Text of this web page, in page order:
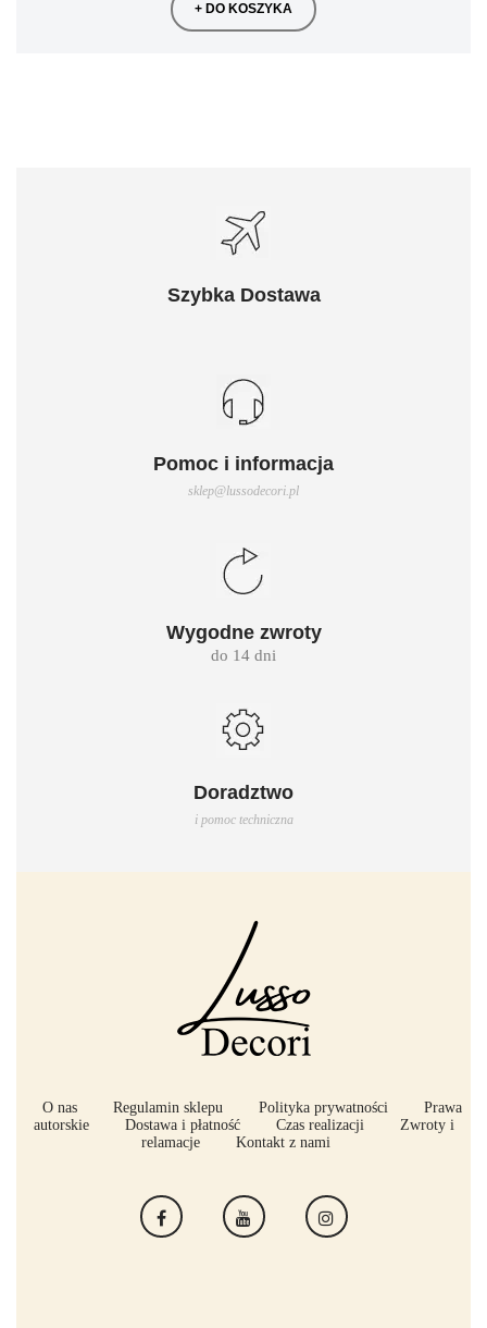
+ DO KOSZYKA
Szybka Dostawa
Pomoc i informacja
sklep@lussodecori.pl
Wygodne zwroty
do 14 dni
Doradztwo
i pomoc techniczna
O nas Regulamin sklepu Polityka prywatności
Prawa
autorskie
Dostawa i płatność Czas realizacji
Zwroty i
relamacje
Kontakt z nami